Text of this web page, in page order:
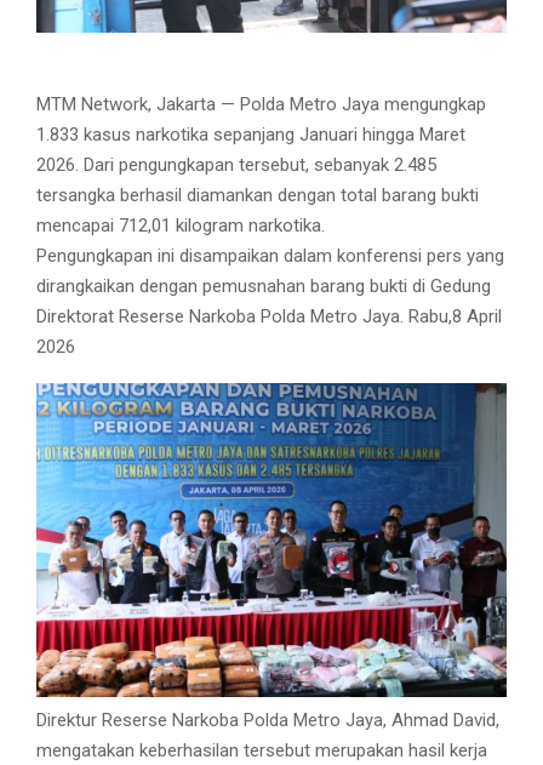
MTM Network, Jakarta — Polda Metro Jaya mengungkap
1.833 kasus narkotika sepanjang Januari hingga Maret
2026. Dari pengungkapan tersebut, sebanyak 2.485
tersangka berhasil diamankan dengan total barang bukti
mencapai 712,01 kilogram narkotika.
Pengungkapan ini disampaikan dalam konferensi pers yang
dirangkaikan dengan pemusnahan barang bukti di Gedung
Direktorat Reserse Narkoba Polda Metro Jaya. Rabu,8 April
2026
Direktur Reserse Narkoba Polda Metro Jaya, Ahmad David,
mengatakan keberhasilan tersebut merupakan hasil kerja